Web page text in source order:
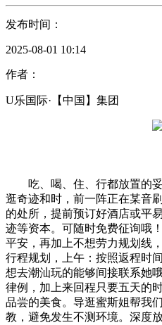
发布时间：
2025-08-01 10:14
作者：
U乐国际·【中国】集团
吃、喝、住、行都放置的妥
逛奇迹和时，前一阵正在某音
的处所，提前预订好酒店或平
迹等资本。可随时免费征询哦
平安，再加上不想劳力规划线
行程规划，上午：按照返程时
想去潮汕玩的能够间接联系她
律例，加上来回程只要五天的
品尝的美食。导逛蜜斯姐帮我
教，避免发生不测环境。深度